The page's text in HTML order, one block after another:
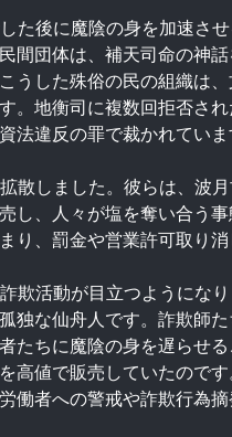
た後に魔陰の身を加速さ
間団体は、補天司命の神
うした殊俗の民の組織は
地衡司に複数回拒否さ
法違反の罪で裁かれていま
散しました。彼らは、波
し、人々が塩を奪い合う
、罰金や営業許可取り消
欺活動が目立つようにな
な仙舟人です。詐欺師
たちに魔陰の身を遅らせ
高値で販売していたので
者への警戒や詐欺行為